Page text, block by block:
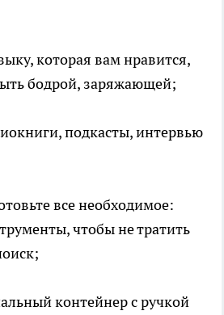
которая вам нравится,
бодрой, заряжающей;
подкасты, интервью
все необходимое:
чтобы не тратить
контейнер с ручкой